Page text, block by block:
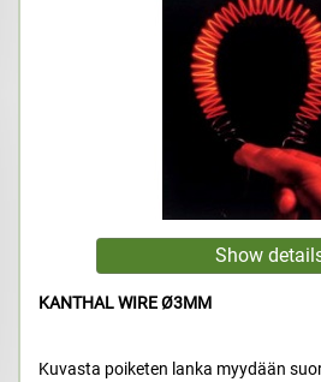
KANTHAL WIRE Ø3MM
Kuvasta poiketen lanka myydään